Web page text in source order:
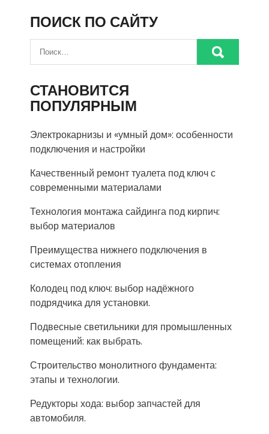
ПОИСК ПО САЙТУ
СТАНОВИТСЯ
ПОПУЛЯРНЫМ
Электрокарнизы и «умный дом»: особенности
подключения и настройки
Качественный ремонт туалета под ключ с
современными материалами
Технология монтажа сайдинга под кирпич:
выбор материалов
Преимущества нижнего подключения в
системах отопления
Колодец под ключ: выбор надёжного
подрядчика для установки.
Подвесные светильники для промышленных
помещений: как выбрать.
Строительство монолитного фундамента:
этапы и технологии.
Редукторы хода: выбор запчастей для
автомобиля.